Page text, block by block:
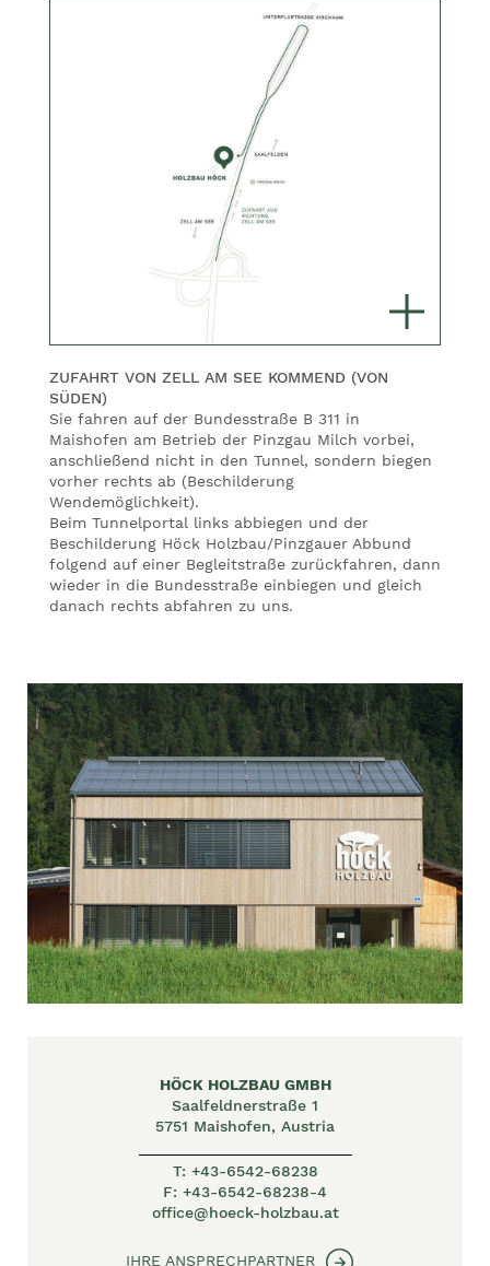
ZUFAHRT VON ZELL AM SEE KOMMEND (VON
SÜDEN)
Sie fahren auf der Bundesstraße B 311 in
Maishofen am Betrieb der Pinzgau Milch vorbei,
anschließend nicht in den Tunnel, sondern biegen
vorher rechts ab (Beschilderung
Wendemöglichkeit).
Beim Tunnelportal links abbiegen und der
Beschilderung Höck Holzbau/Pinzgauer Abbund
folgend auf einer Begleitstraße zurückfahren, dann
wieder in die Bundesstraße einbiegen und gleich
danach rechts abfahren zu uns.
HÖCK HOLZBAU GMBH
Saalfeldnerstraße 1
5751 Maishofen, Austria
T: +43-6542-68238
F: +43-6542-68238-4
office@hoeck-holzbau.at
IHRE ANSPRECHPARTNER